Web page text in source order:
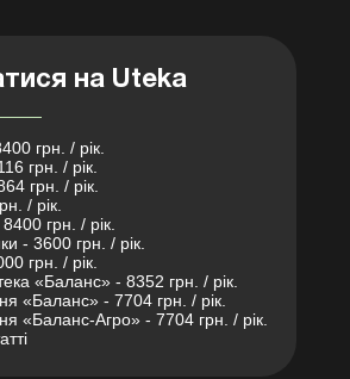
на Uteka
грн. / рік.
грн. / рік.
грн. / рік.
/ рік.
грн. / рік.
- 3600 грн. / рік.
грн. / рік.
«Баланс» - 8352 грн. / рік.
«Баланс» - 7704 грн. / рік.
«Баланс-Агро» - 7704 грн. / рік.